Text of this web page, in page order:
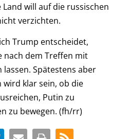
will auf die russischen
verzichten.
Trump entscheidet,
nach dem Treffen mit
Spätestens aber
klar sein, ob die
Putin zu
zu bewegen. (fh/rr)